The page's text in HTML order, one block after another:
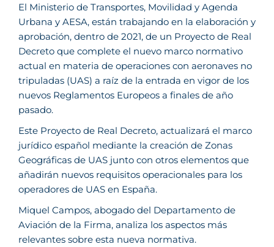
El Ministerio de Transportes, Movilidad y Agenda
Urbana y AESA, están trabajando en la elaboración y
aprobación, dentro de 2021, de un Proyecto de Real
Decreto que complete el nuevo marco normativo
actual en materia de operaciones con aeronaves no
tripuladas (UAS) a raíz de la entrada en vigor de los
nuevos Reglamentos Europeos a finales de año
pasado.
Este Proyecto de Real Decreto, actualizará el marco
jurídico español mediante la creación de Zonas
Geográficas de UAS junto con otros elementos que
añadirán nuevos requisitos operacionales para los
operadores de UAS en España.
Miquel Campos, abogado del Departamento de
Aviación de la Firma, analiza los aspectos más
relevantes sobre esta nueva normativa.